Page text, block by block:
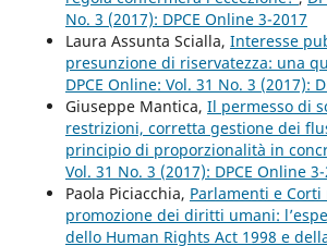
No. 3 (2017): DPCE Online 3-2017
Laura Assunta Scialla, Interesse
presunzione di riservatezza: una
DPCE Online: Vol. 31 No. 3 (2017):
Giuseppe Mantica, Il permesso di
restrizioni, corretta gestione dei
principio di proporzionalità in
Vol. 31 No. 3 (2017): DPCE Online
Paola Piciacchia, Parlamenti e
promozione dei diritti umani:
dello Human Rights Act 1998 e